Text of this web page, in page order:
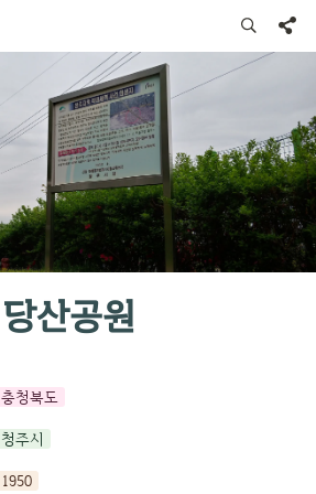
당산공원
충청북도
청주시
1950